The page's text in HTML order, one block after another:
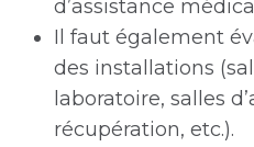
d’assistance
Il faut également
des installations
laboratoire, salles
récupération, etc.).